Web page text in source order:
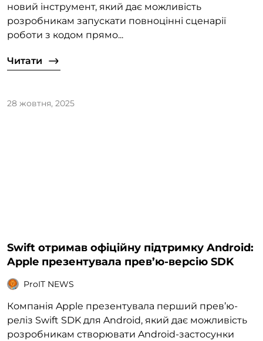
новий інструмент, який дає можливість
розробникам запускати повноцінні сценарії
роботи з кодом прямо...
Читати
28 жовтня, 2025
Swift отримав офіційну підтримку Android:
Apple презентувала прев’ю-версію SDK
ProIT NEWS
Компанія Apple презентувала перший прев’ю-
реліз Swift SDK для Android, який дає можливість
розробникам створювати Android-застосунки